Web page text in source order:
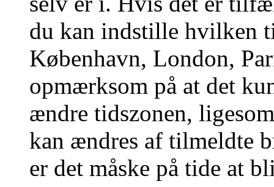
du kan indstille hvilken
København, London,
opmærksom på at det
ændre tidszonen,
kan ændres af tilmeldte
er det måske på tide at